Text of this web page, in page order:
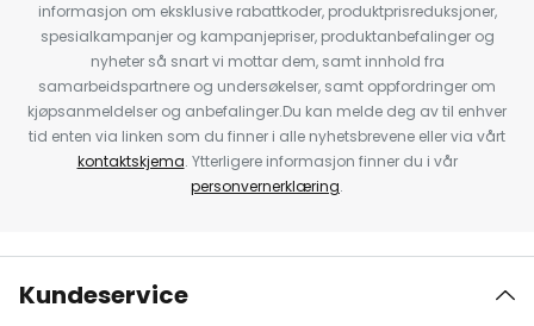
informasjon om eksklusive rabattkoder, produktprisreduksjoner,
spesialkampanjer og kampanjepriser, produktanbefalinger og
nyheter så snart vi mottar dem, samt innhold fra
samarbeidspartnere og undersøkelser, samt oppfordringer om
kjøpsanmeldelser og anbefalinger.Du kan melde deg av til enhver
tid enten via linken som du finner i alle nyhetsbrevene eller via vårt
kontaktskjema. Ytterligere informasjon finner du i vår
personvernerklæring.
Kundeservice